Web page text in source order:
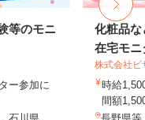
等のモニ
ー参加に
化粧品な
在宅モニ
株式会社ビ
時給
間額